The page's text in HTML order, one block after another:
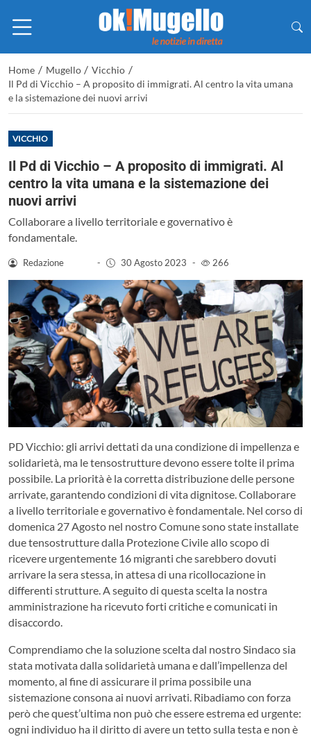
Home / Mugello / Vicchio /
Il Pd di Vicchio – A proposito di immigrati. Al centro la vita umana
e la sistemazione dei nuovi arrivi
VICCHIO
Il Pd di Vicchio – A proposito di immigrati. Al
centro la vita umana e la sistemazione dei
nuovi arrivi
Collaborare a livello territoriale e governativo è
fondamentale.
Redazione - 30 Agosto 2023 - 266
PD Vicchio: gli arrivi dettati da una condizione di impellenza e
solidarietà, ma le tensostrutture devono essere tolte il prima
possibile. La priorità è la corretta distribuzione delle persone
arrivate, garantendo condizioni di vita dignitose. Collaborare
a livello territoriale e governativo è fondamentale. Nel corso di
domenica 27 Agosto nel nostro Comune sono state installate
due tensostrutture dalla Protezione Civile allo scopo di
ricevere urgentemente 16 migranti che sarebbero dovuti
arrivare la sera stessa, in attesa di una ricollocazione in
differenti strutture. A seguito di questa scelta la nostra
amministrazione ha ricevuto forti critiche e comunicati in
disaccordo.
Comprendiamo che la soluzione scelta dal nostro Sindaco sia
stata motivata dalla solidarietà umana e dall’impellenza del
momento, al fine di assicurare il prima possibile una
sistemazione consona ai nuovi arrivati. Ribadiamo con forza
però che quest’ultima non può che essere estrema ed urgente:
ogni individuo ha il diritto di avere un tetto sulla testa e non è